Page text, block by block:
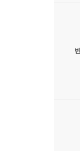
제6장
중국
전략
높일
‘사회
제시
높이
국부